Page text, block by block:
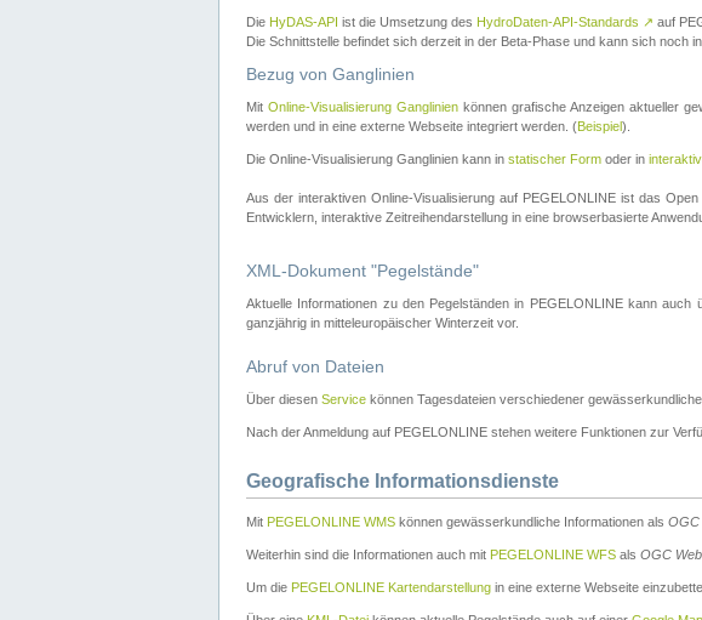
Die HyDAS-API ist die Umsetzung des HydroDaten-API-Standards ↗ auf
Die Schnittstelle befindet sich derzeit in der Beta-Phase und kann sich noch
Bezug von Ganglinien
MitOnline-Visualisierung Ganglinien können grafische Anzeigen aktueller
werden und in eine externe Webseite integriert werden. (Beispiel).
Die Online-Visualisierung Ganglinien kann in statischer Form oder in
Aus der interaktiven Online-Visualisierung auf PEGELONLINE ist das
Entwicklern, interaktive Zeitreihendarstellung in eine browserbasierte
XML-Dokument "Pegelstände"
Aktuelle Informationen zu den Pegelständen in PEGELONLINE kann auch
ganzjährig in mitteleuropäischer Winterzeit vor.
Abruf von Dateien
Über diesen Service können Tagesdateien verschiedener
Nach der Anmeldung auf PEGELONLINE stehen weitere Funktionen zur
Geografische Informationsdienste
Mit PEGELONLINE WMS können gewässerkundliche Informationen als OGC
Weiterhin sind die Informationen auch mit PEGELONLINE WFS als OGC
Um die PEGELONLINE Kartendarstellung in eine externe Webseite